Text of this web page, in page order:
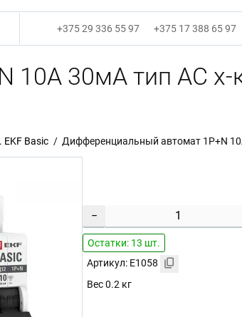
+375 29 336 55 97 +375 17 388 65 97
30мА тип АС х-
Basic Дифференциальный автомат 1P+N
−
Остатки: 13 шт.
Артикул: E1058
Вес 0.2 кг